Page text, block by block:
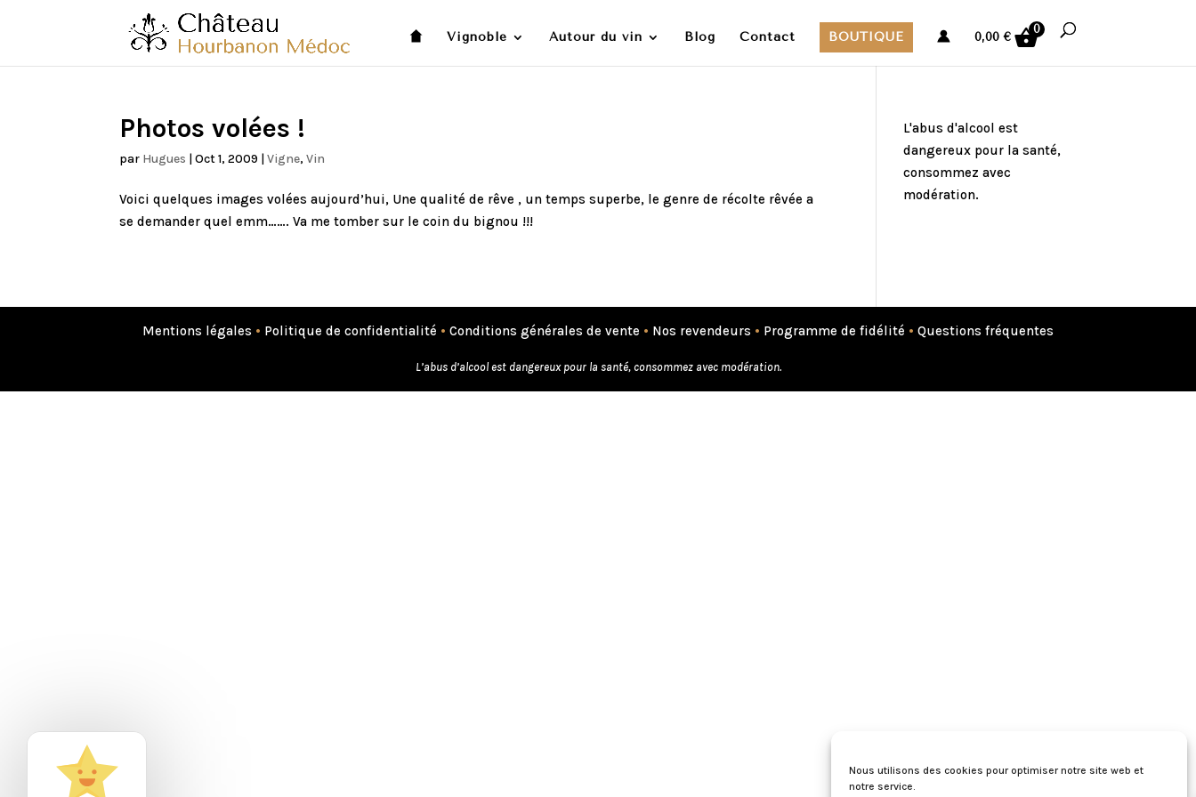
Nous utilisons des cookies pour optimiser notre site web et
notre service.
Vignoble Autour du vin Blog Contact BOUTIQUE 0,00€
0
Photos volées !
par Hugues |Oct 1, 2009 |Vigne,Vin
Voici quelques images volées aujourd’hui, Une qualité de rêve , un temps superbe, le genre de récolte rêvée a
se demander quel emm……. Va me tomber sur le coin du bignou !!!
L'abus d'alcool est
dangereux pour la santé,
consommez avec
modération.
Mentions légales • Politique de confidentialité • Conditions générales de vente • Nos revendeurs • Programme de fidélité • Questions fréquentes
L’abus d’alcool est dangereux pour la santé, consommez avec modération.